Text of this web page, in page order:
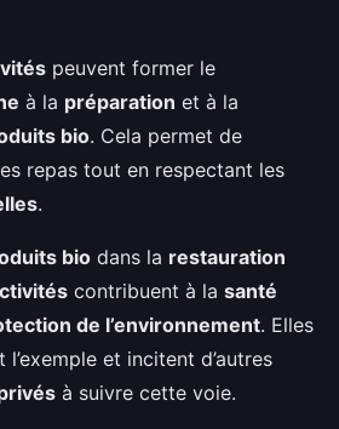
peuvent former le
à la préparation et à la
bio. Cela permet de
repas tout en respectant les
.
bio dans la restauration
contribuent à la santé
de l’environnement. Elles
et incitent d’autres
à suivre cette voie.